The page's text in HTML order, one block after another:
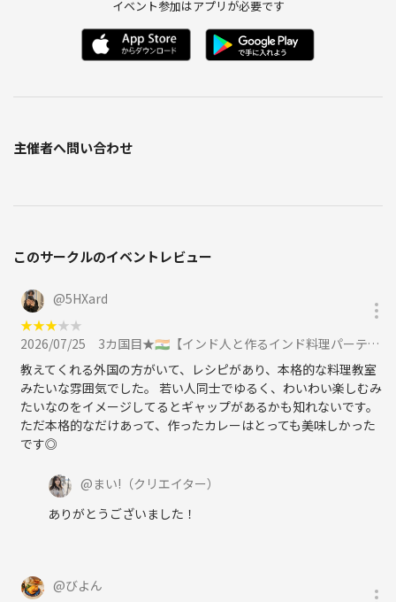
イベント参加はアプリが必要です
主催者へ問い合わせ
このサークルのイベントレビュー
@5HXard
★★★★★
2026/07/25
3カ国目★🇮🇳【インド人と作るインド料理パーティー】🇮🇳🍛 〜海外の家庭レシピを楽しむ、ゆるい国際交流会〜に参加
教えてくれる外国の方がいて、レシピがあり、本格的な料理教室
みたいな雰囲気でした。 若い人同士でゆるく、わいわい楽しむみ
たいなのをイメージしてるとギャップがあるかも知れないです。
ただ本格的なだけあって、作ったカレーはとっても美味しかった
です◎
@まい! （クリエイター）
ありがとうございました！
@びよん